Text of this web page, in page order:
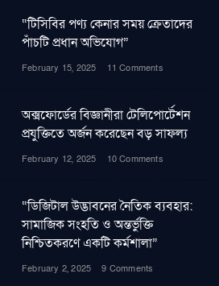
“টিসিবির পণ্য কেনার সময় ক্রেতাদের
পাঁচটি প্রধান অভিযোগ”
February 15, 2025 11 Comments
অক্সফোর্ডের বিজ্ঞানীরা টেলিপোর্টেশন
প্রযুক্তিতে অর্জন করেছেন বড় সাফল্য
February 12, 2025 10 Comments
“ডিজিটাল উদ্ভাবনের নৈতিক ব্যবহার:
সামাজিক সংহতি ও অন্তর্ভুক্তি
নিশ্চিতকরণে একটি কর্মশালা”
February 2, 2025 9 Comments